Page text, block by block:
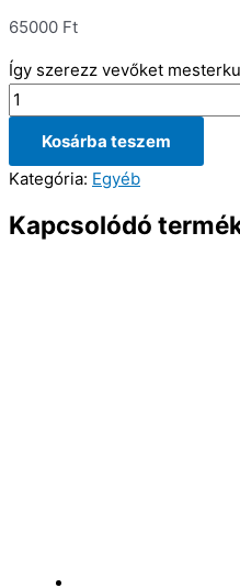
65000 Ft
Így szerezz vevőket
Kosárba teszem
Kategória: Egyéb
Kapcsolódó